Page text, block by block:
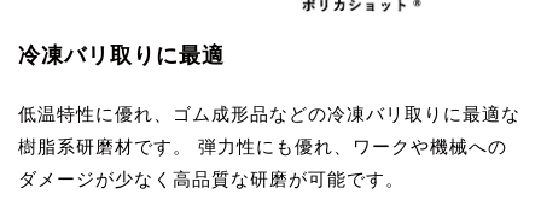
冷凍バリ取りに最適
低温特性に優れ、ゴム成形品などの冷凍バリ取りに最適な
樹脂系研磨材です。 弾力性にも優れ、ワークや機械への
ダメージが少なく高品質な研磨が可能です。